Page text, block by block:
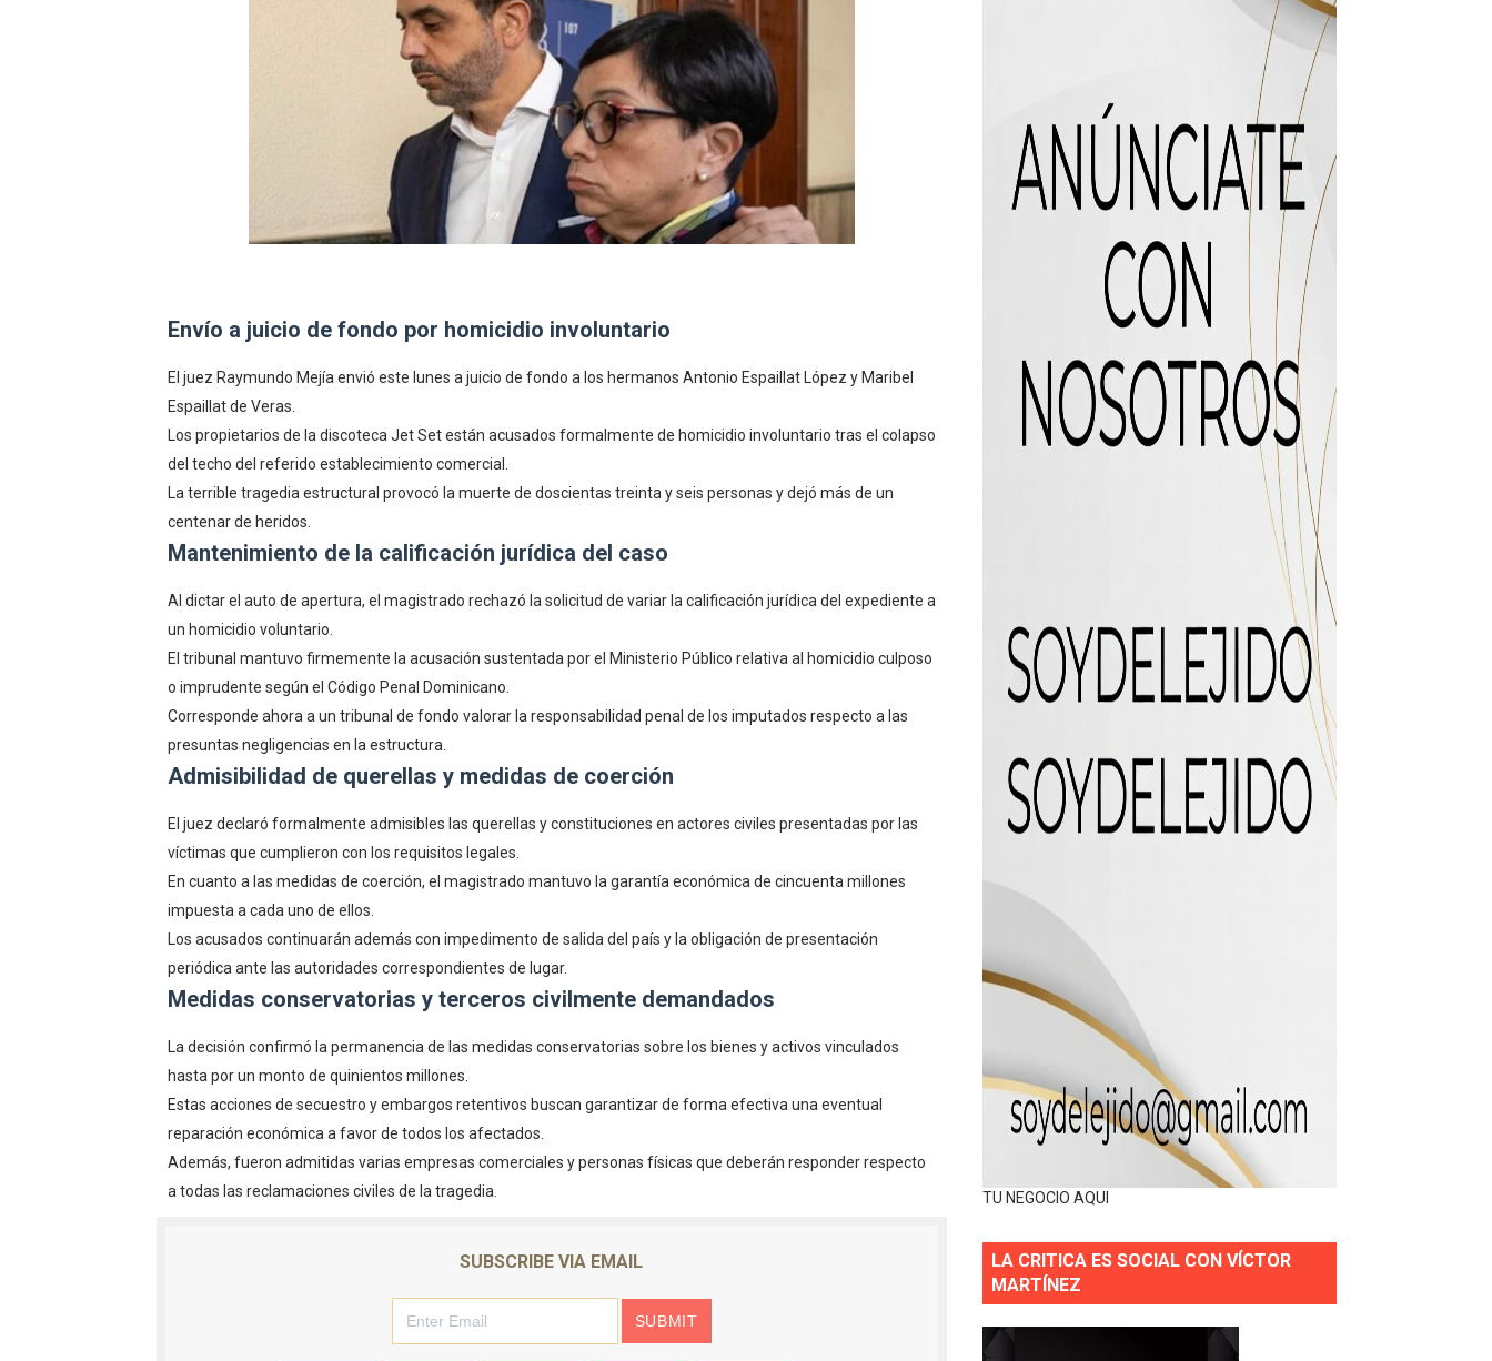
Incendio en Grecia quema 12,600 hectáreas y obliga a nuevas evacuaciones
Pacheman apuesta por la evolución del merengue típico moderno con el lanzamiento de “Cosas Locas”
Dólar bajó 10 cts. y era vendido a $58.62; el euro sigue a $68.74
Condenan a dos 'streamers' franceses por torturar hasta la muerte a su colega en directo
Nuevo Código Penal: hasta 20 años de cárcel por robo de celulares
Envío a juicio de fondo por homicidio involuntario
El juez Raymundo Mejía envió este lunes a juicio de fondo a los hermanos Antonio Espaillat López y Maribel
Espaillat de Veras.
Los propietarios de la discoteca Jet Set están acusados formalmente de homicidio involuntario tras el colapso
del techo del referido establecimiento comercial.
La terrible tragedia estructural provocó la muerte de doscientas treinta y seis personas y dejó más de un
centenar de heridos.
Mantenimiento de la calificación jurídica del caso
Al dictar el auto de apertura, el magistrado rechazó la solicitud de variar la calificación jurídica del expediente a
un homicidio voluntario.
El tribunal mantuvo firmemente la acusación sustentada por el Ministerio Público relativa al homicidio culposo
o imprudente según el Código Penal Dominicano.
Corresponde ahora a un tribunal de fondo valorar la responsabilidad penal de los imputados respecto a las
presuntas negligencias en la estructura.
Admisibilidad de querellas y medidas de coerción
El juez declaró formalmente admisibles las querellas y constituciones en actores civiles presentadas por las
víctimas que cumplieron con los requisitos legales.
En cuanto a las medidas de coerción, el magistrado mantuvo la garantía económica de cincuenta millones
impuesta a cada uno de ellos.
Los acusados continuarán además con impedimento de salida del país y la obligación de presentación
periódica ante las autoridades correspondientes de lugar.
Medidas conservatorias y terceros civilmente demandados
La decisión confirmó la permanencia de las medidas conservatorias sobre los bienes y activos vinculados
hasta por un monto de quinientos millones.
Estas acciones de secuestro y embargos retentivos buscan garantizar de forma efectiva una eventual
reparación económica a favor de todos los afectados.
Además, fueron admitidas varias empresas comerciales y personas físicas que deberán responder respecto
a todas las reclamaciones civiles de la tragedia.
SUBSCRIBE VIA EMAIL
TU NEGOCIO AQUI
LA CRITICA ES SOCIAL CON VÍCTOR
MARTÍNEZ